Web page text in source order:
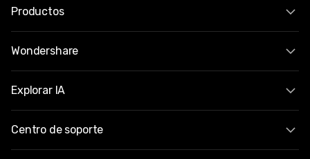
Productos
Wondershare
Explorar IA
Centro de soporte